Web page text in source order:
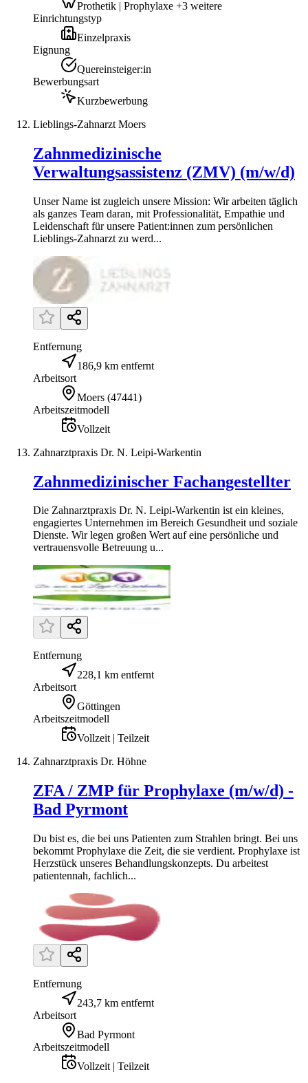
Prothetik | Prophylaxe +3 weitere
Einrichtungstyp
Einzelpraxis
Eignung
Quereinsteiger:in
Bewerbungsart
Kurzbewerbung
Lieblings-Zahnarzt Moers
Zahnmedizinische
Verwaltungsassistenz (ZMV) (m/w/d)
Unser Name ist zugleich unsere Mission: Wir arbeiten täglich
als ganzes Team daran, mit Professionalität, Empathie und
Leidenschaft für unsere Patient:innen zum persönlichen
Lieblings-Zahnarzt zu werd...
Entfernung
186,9 km entfernt
Arbeitsort
Moers (47441)
Arbeitszeitmodell
Vollzeit
Zahnarztpraxis Dr. N. Leipi-Warkentin
Zahnmedizinischer Fachangestellter
Die Zahnarztpraxis Dr. N. Leipi-Warkentin ist ein kleines,
engagiertes Unternehmen im Bereich Gesundheit und soziale
Dienste. Wir legen großen Wert auf eine persönliche und
vertrauensvolle Betreuung u...
Entfernung
228,1 km entfernt
Arbeitsort
Göttingen
Arbeitszeitmodell
Vollzeit | Teilzeit
Zahnarztpraxis Dr. Höhne
ZFA / ZMP für Prophylaxe (m/w/d) -
Bad Pyrmont
Du bist es, die bei uns Patienten zum Strahlen bringt. Bei uns
bekommt Prophylaxe die Zeit, die sie verdient. Prophylaxe ist
Herzstück unseres Behandlungskonzepts. Du arbeitest
patientennah, fachlich...
Entfernung
243,7 km entfernt
Arbeitsort
Bad Pyrmont
Arbeitszeitmodell
Vollzeit | Teilzeit